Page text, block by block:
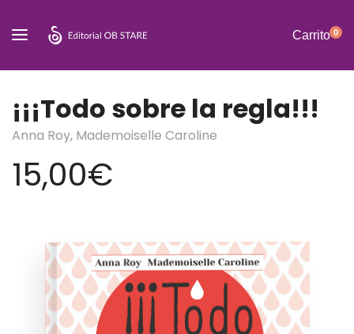
Carrito0
¡¡¡Todo sobre la regla!!!
Anna Roy, Mademoiselle Caroline
15,00€